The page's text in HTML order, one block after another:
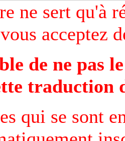
ne sert qu'à
acceptez
de ne pas
traduction
qui se sont